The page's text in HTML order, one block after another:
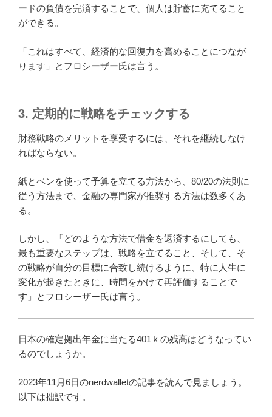
ードの負債を完済することで、個人は貯蓄に充てること
ができる。
「これはすべて、経済的な回復力を高めることにつなが
ります」とフロシーザー氏は言う。
3. 定期的に戦略をチェックする
財務戦略のメリットを享受するには、それを継続しなけ
ればならない。
紙とペンを使って予算を立てる方法から、80/20の法則に
従う方法まで、金融の専門家が推奨する方法は数多くあ
る。
しかし、「どのような方法で借金を返済するにしても、
最も重要なステップは、戦略を立てること、そして、そ
の戦略が自分の目標に合致し続けるように、特に人生に
変化が起きたときに、時間をかけて再評価することで
す」とフロシーザー氏は言う。
日本の確定拠出年金に当たる401ｋの残高はどうなってい
るのでしょうか。
2023年11月6日のnerdwalletの記事を読んで見ましょう。
以下は拙訳です。